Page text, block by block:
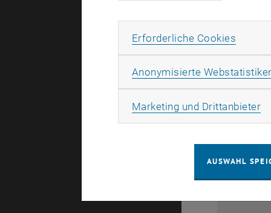
Erforderliche Cookies
Anonymisierte
Marketing und Drittanbieter
AUSWAHL